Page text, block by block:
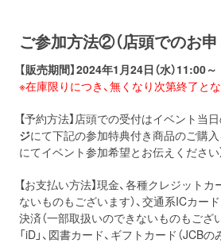
ご参加方法②（店頭でのお申
【販売期間】2024年1月24日（水）11:00～
※在庫限りにつき、無くなり次第終了とな
【予約方法】店頭での受付はイベント当
ジにて下記の参加特典付き商品のご購入
にてイベント参加希望とお伝えください
【お支払い方法】現金、各種クレジット
ないものもございます）、交通系ICカード
決済（一部取扱いのできないものもござ
「iD」、図書カード、ギフトカード（JCBの